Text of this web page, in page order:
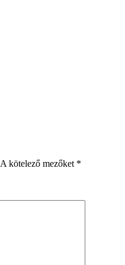
A kötelező mezőket *